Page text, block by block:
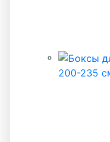
200-235